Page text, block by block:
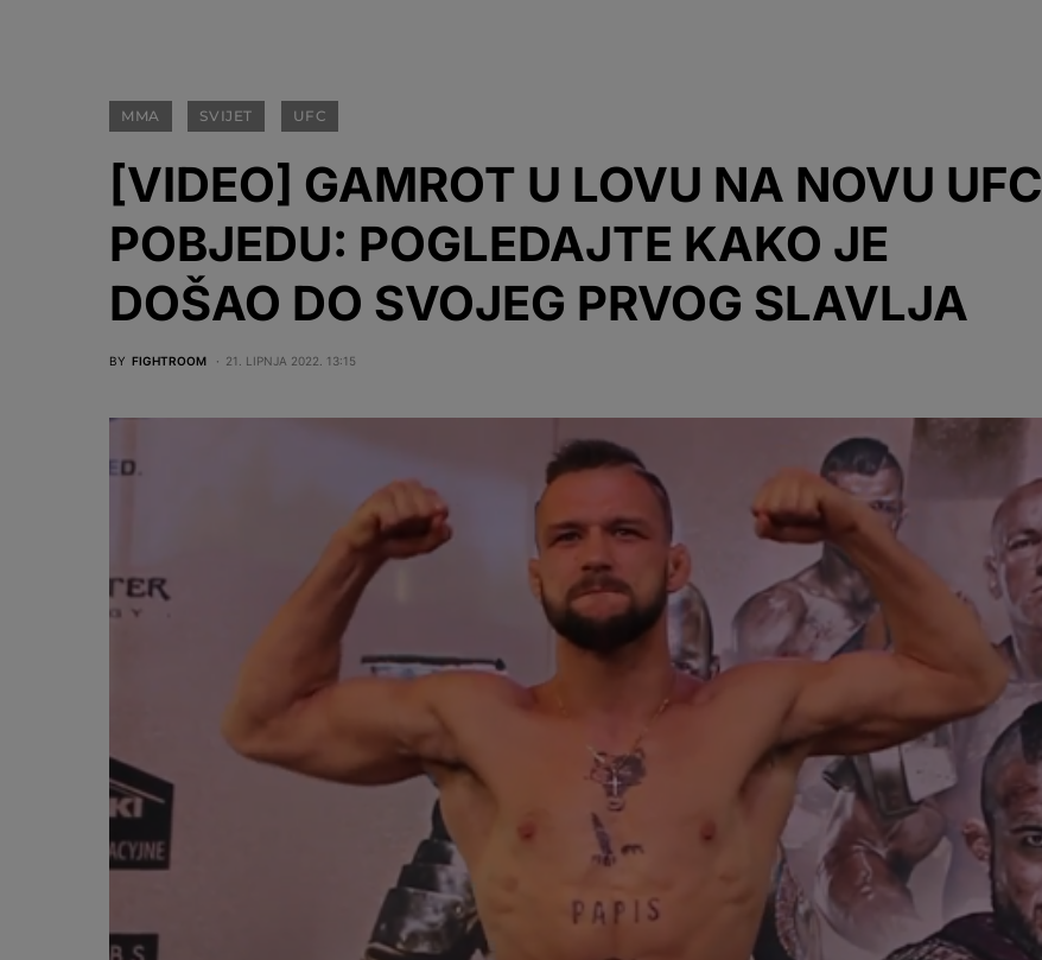
MMA SVIJET UFC
[VIDEO] GAMROT U LOVU NA NOVU UFC
POBJEDU: POGLEDAJTE KAKO JE
DOŠAO DO SVOJEG PRVOG SLAVLJA
BY FIGHTROOM 21. LIPNJA 2022. 13:15